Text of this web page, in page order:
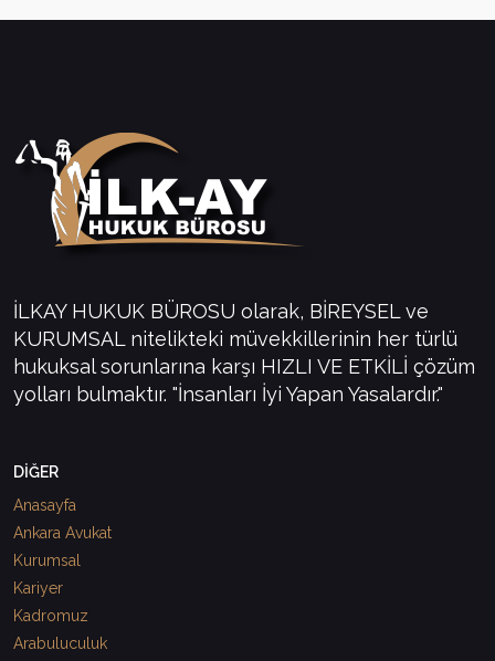
İLKAY HUKUK BÜROSU olarak, BİREYSEL ve
KURUMSAL nitelikteki müvekkillerinin her türlü
hukuksal sorunlarına karşı HIZLI VE ETKİLİ çözüm
yolları bulmaktır. "İnsanları İyi Yapan Yasalardır."
DİĞER
Anasayfa
Ankara Avukat
Kurumsal
Kariyer
Kadromuz
Arabuluculuk